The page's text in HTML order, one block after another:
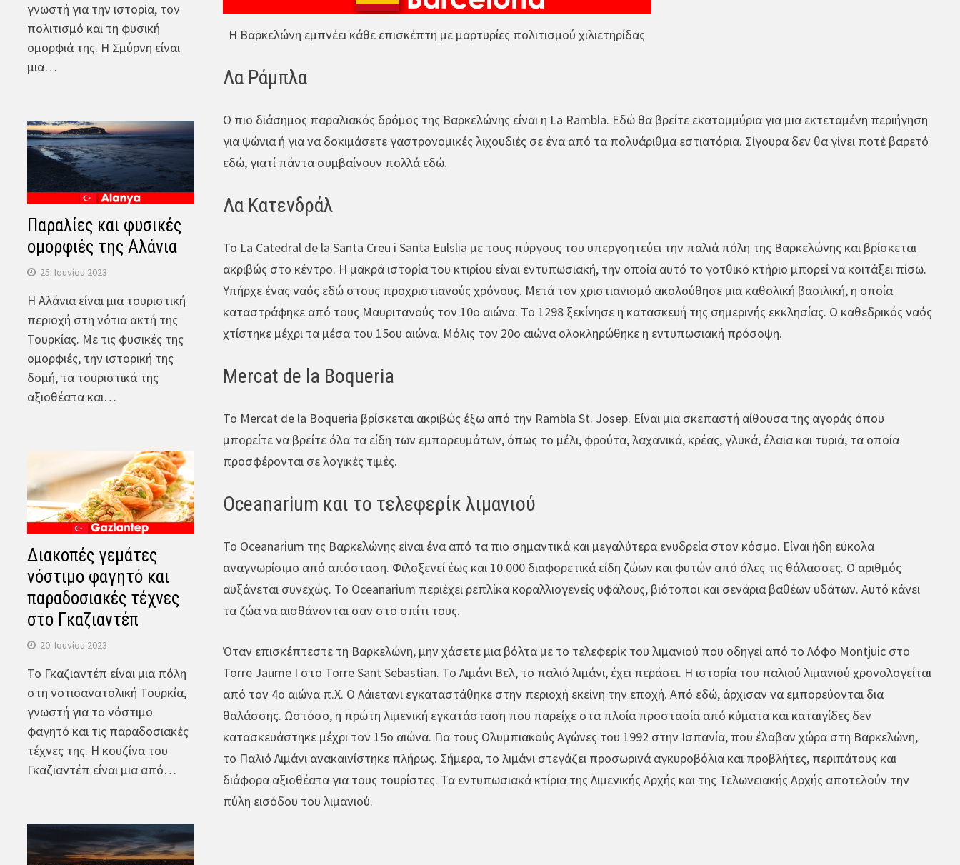
Η Βαρκελώνη εμπνέει κάθε επισκέπτη με μαρτυρίες πολιτισμού χιλιετηρίδας
Λα Ράμπλα
Ο πιο διάσημος παραλιακός δρόμος της Βαρκελώνης είναι η La Rambla. Εδώ θα βρείτε εκατομμύρια για μια εκτεταμένη περιήγηση
για ψώνια ή για να δοκιμάσετε γαστρονομικές λιχουδιές σε ένα από τα πολυάριθμα εστιατόρια. Σίγουρα δεν θα γίνει ποτέ βαρετό
εδώ, γιατί πάντα συμβαίνουν πολλά εδώ.
Λα Κατενδράλ
Το La Catedral de la Santa Creu i Santa Eulslia με τους πύργους του υπεργοητεύει την παλιά πόλη της Βαρκελώνης και βρίσκεται
ακριβώς στο κέντρο. Η μακρά ιστορία του κτιρίου είναι εντυπωσιακή, την οποία αυτό το γοτθικό κτήριο μπορεί να κοιτάξει πίσω.
Υπήρχε ένας ναός εδώ στους προχριστιανούς χρόνους. Μετά τον χριστιανισμό ακολούθησε μια καθολική βασιλική, η οποία
καταστράφηκε από τους Μαυριτανούς τον 10ο αιώνα. Το 1298 ξεκίνησε η κατασκευή της σημερινής εκκλησίας. Ο καθεδρικός ναός
χτίστηκε μέχρι τα μέσα του 15ου αιώνα. Μόλις τον 20ο αιώνα ολοκληρώθηκε η εντυπωσιακή πρόσοψη.
Mercat de la Boqueria
Το Mercat de la Boqueria βρίσκεται ακριβώς έξω από την Rambla St. Josep. Είναι μια σκεπαστή αίθουσα της αγοράς όπου
μπορείτε να βρείτε όλα τα είδη των εμπορευμάτων, όπως το μέλι, φρούτα, λαχανικά, κρέας, γλυκά, έλαια και τυριά, τα οποία
προσφέρονται σε λογικές τιμές.
Oceanarium και το τελεφερίκ λιμανιού
Το Oceanarium της Βαρκελώνης είναι ένα από τα πιο σημαντικά και μεγαλύτερα ενυδρεία στον κόσμο. Είναι ήδη εύκολα
αναγνωρίσιμο από απόσταση. Φιλοξενεί έως και 10.000 διαφορετικά είδη ζώων και φυτών από όλες τις θάλασσες. Ο αριθμός
αυξάνεται συνεχώς. Το Oceanarium περιέχει ρεπλίκα κοραλλιογενείς υφάλους, βιότοποι και σενάρια βαθέων υδάτων. Αυτό κάνει
τα ζώα να αισθάνονται σαν στο σπίτι τους.
Όταν επισκέπτεστε τη Βαρκελώνη, μην χάσετε μια βόλτα με το τελεφερίκ του λιμανιού που οδηγεί από το Λόφο Montjuic στο
Torre Jaume I στο Torre Sant Sebastian. Το Λιμάνι Βελ, το παλιό λιμάνι, έχει περάσει. Η ιστορία του παλιού λιμανιού χρονολογείται
από τον 4ο αιώνα π.Χ. Ο Λάιετανι εγκαταστάθηκε στην περιοχή εκείνη την εποχή. Από εδώ, άρχισαν να εμπορεύονται δια
θαλάσσης. Ωστόσο, η πρώτη λιμενική εγκατάσταση που παρείχε στα πλοία προστασία από κύματα και καταιγίδες δεν
κατασκευάστηκε μέχρι τον 15ο αιώνα. Για τους Ολυμπιακούς Αγώνες του 1992 στην Ισπανία, που έλαβαν χώρα στη Βαρκελώνη,
το Παλιό Λιμάνι ανακαινίστηκε πλήρως. Σήμερα, το λιμάνι στεγάζει προσωρινά αγκυροβόλια και προβλήτες, περιπάτους και
διάφορα αξιοθέατα για τους τουρίστες. Τα εντυπωσιακά κτίρια της Λιμενικής Αρχής και της Τελωνειακής Αρχής αποτελούν την
πύλη εισόδου του λιμανιού.
γνωστή για την ιστορία, τον
πολιτισμό και τη φυσική
ομορφιά της. Η Σμύρνη είναι
μια…
Παραλίες και φυσικές
ομορφιές της Αλάνια
25. Ιουνίου 2023
Η Αλάνια είναι μια τουριστική
περιοχή στη νότια ακτή της
Τουρκίας. Με τις φυσικές της
ομορφιές, την ιστορική της
δομή, τα τουριστικά της
αξιοθέατα και…
Διακοπές γεμάτες
νόστιμο φαγητό και
παραδοσιακές τέχνες
στο Γκαζιαντέπ
20. Ιουνίου 2023
Το Γκαζιαντέπ είναι μια πόλη
στη νοτιοανατολική Τουρκία,
γνωστή για το νόστιμο
φαγητό και τις παραδοσιακές
τέχνες της. Η κουζίνα του
Γκαζιαντέπ είναι μια από…